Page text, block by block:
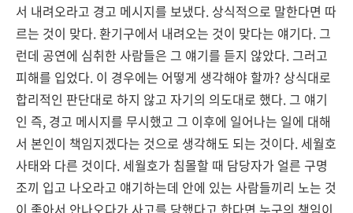
서 내려오라고 경고 메시지를 보냈다. 상식적으로 말한다면 따
르는 것이 맞다. 환기구에서 내려오는 것이 맞다는 얘기다. 그
런데 공연에 심취한 사람들은 그 얘기를 듣지 않았다. 그러고
피해를 입었다. 이 경우에는 어떻게 생각해야 할까? 상식대로
합리적인 판단대로 하지 않고 자기의 의도대로 했다. 그 얘기
인 즉, 경고 메시지를 무시했고 그 이후에 일어나는 일에 대해
서 본인이 책임지겠다는 것으로 생각해도 되는 것이다. 세월호
사태와 다른 것이다. 세월호가 침몰할 때 담당자가 얼른 구명
조끼 입고 나오라고 얘기하는데 안에 있는 사람들끼리 노는 것
이 좋아서 안나오다가 사고를 당했다고 한다면 누구의 책임이